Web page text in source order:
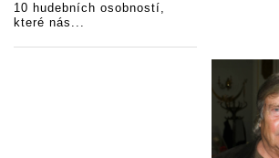
10 hudebních osobností,
které nás...